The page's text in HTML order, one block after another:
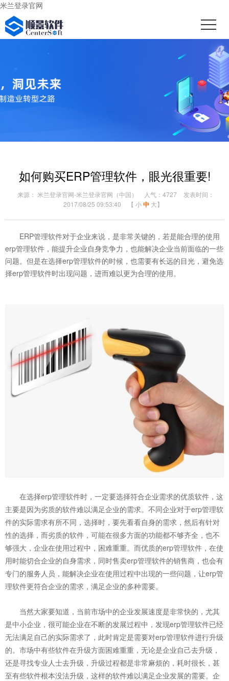
米兰登录官网
如何购买ERP管理软件，眼光很重要!
来源： 米兰登录官网-米兰登录官网（中国） 人气：4727
发表时间：
2017/08/25 09:53:40
【 小中 大】
ERP管理软件对于企业来说，是非常关键的，若是能合理的使用
erp管理软件，能提升企业自身竞争力，也能解决企业当前面临的一些
问题。但是在选择erp管理软件的时候，也需要有长远的目光，避免选
择erp管理软件时出现问题，进而难以更为合理的使用。
在选择erp管理软件时，一定要选择符合企业需求的优质软件，这
主要是因为劣质的软件难以满足企业的需求。不同企业对于erp管理软
件的实际需求有所不同，选择时，要先看看自身的需求，然后有针对
性的选择，而劣质的软件，可能在很多方面的功能都不够齐全，也不
够强大，企业在使用过程中，困难重重。而优质的erp管理软件，在使
用时能切合企业的自身需求，同时售卖erp管理软件的销售商，也会有
专门的服务人员，能解决企业在使用过程中出现的一些问题，让erp管
理软件更符合企业的需求，满足企业的多种需要。
当然大家要知道，当前市场中的企业发展速度是非常快的，尤其
是中小企业，很可能企业在不断的发展过程中，发现erp管理软件已经
无法满足自己的实际需求了，此时肯定是需要对erp管理软件进行升级
的。市场中有些软件在升级方面困难重重，无论是企业自己去升级，
还是寻找专业人士去升级，升级过程都是非常麻烦的，耗时很长，甚
至有些软件根本没法升级，这样的软件难以满足企业发展的需要。企